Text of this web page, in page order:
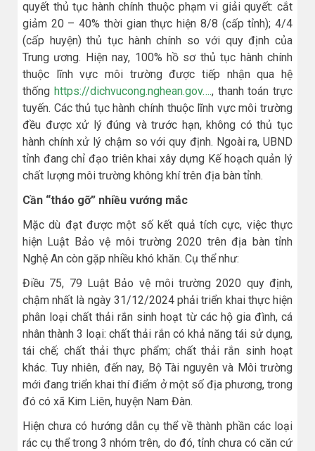
quyết thủ tục hành chính thuộc phạm vi giải quyết: cắt
giảm 20 – 40% thời gian thực hiện 8/8 (cấp tỉnh); 4/4
(cấp huyện) thủ tục hành chính so với quy định của
Trung ương. Hiện nay, 100% hồ sơ thủ tục hành chính
thuộc lĩnh vực môi trường được tiếp nhận qua hệ
thống https://dichvucong.nghean.gov…., thanh toán trực
tuyến. Các thủ tục hành chính thuộc lĩnh vực môi trường
đều được xử lý đúng và trước hạn, không có thủ tục
hành chính xử lý chậm so với quy định. Ngoài ra, UBND
tỉnh đang chỉ đạo triên khai xây dựng Kế hoạch quản lý
chất lượng môi trường không khí trên địa bàn tỉnh.
Cần “tháo gỡ” nhiều vướng mắc
Mặc dù đạt được một số kết quả tích cực, việc thực
hiện Luật Bảo vệ môi trường 2020 trên địa bàn tỉnh
Nghệ An còn gặp nhiều khó khăn. Cụ thể như:
Điều 75, 79 Luật Bảo vệ môi trường 2020 quy định,
chậm nhất là ngày 31/12/2024 phải triển khai thực hiện
phân loại chất thải rắn sinh hoạt từ các hộ gia đình, cá
nhân thành 3 loại: chất thải rắn có khả năng tái sử dụng,
tái chế; chất thải thực phẩm; chất thải rắn sinh hoạt
khác. Tuy nhiên, đến nay, Bộ Tài nguyên và Môi trường
mới đang triển khai thí điểm ở một số địa phương, trong
đó có xã Kim Liên, huyện Nam Đàn.
Hiện chưa có hướng dẫn cụ thể về thành phần các loại
rác cụ thể trong 3 nhóm trên, do đó, tỉnh chưa có căn cứ